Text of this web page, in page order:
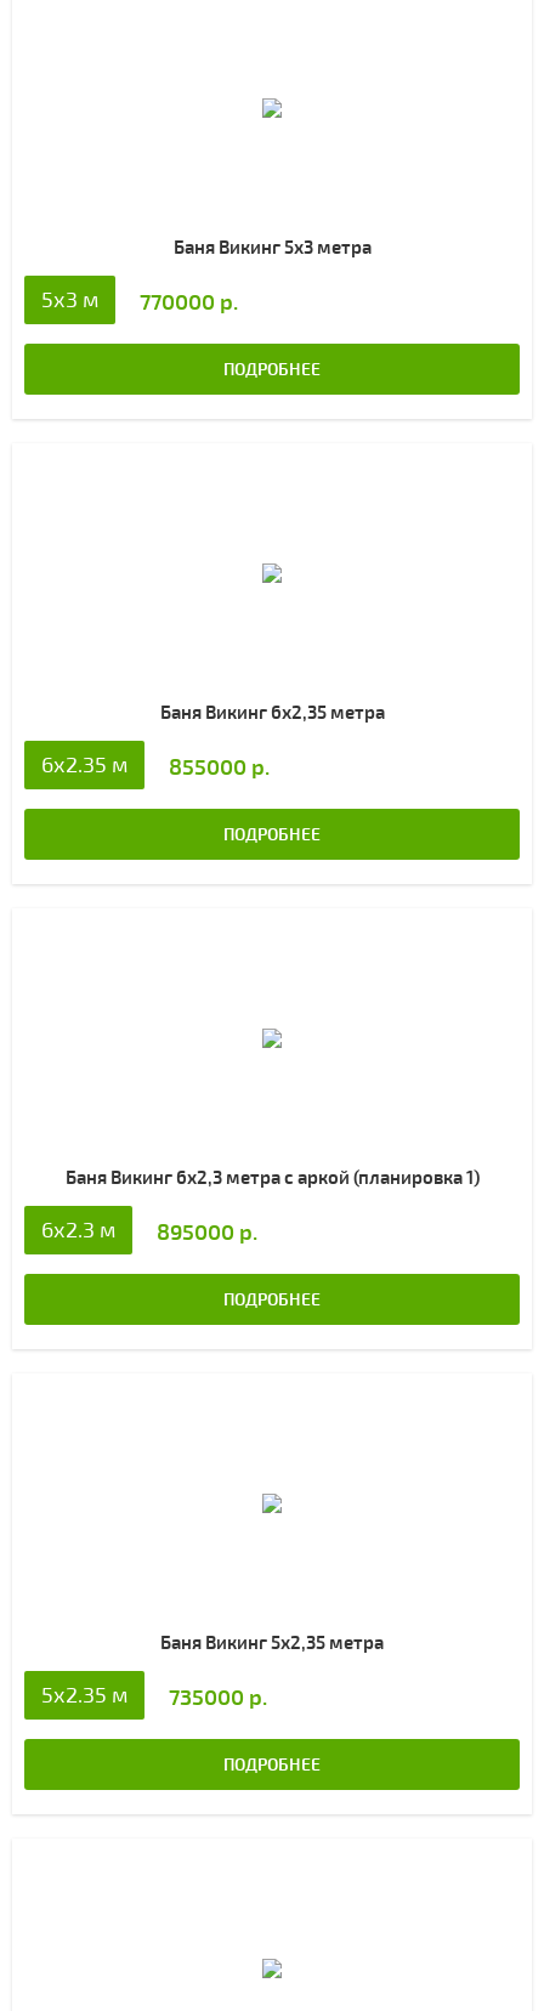
Баня Викинг 5х3 метра
5x3 м 770000 р.
ПОДРОБНЕЕ
Баня Викинг 6х2,35 метра
6x2.35 м 855000 р.
ПОДРОБНЕЕ
Баня Викинг 6х2,3 метра с аркой (планировка 1)
6x2.3 м 895000 р.
ПОДРОБНЕЕ
Баня Викинг 5х2,35 метра
5x2.35 м 735000 р.
ПОДРОБНЕЕ